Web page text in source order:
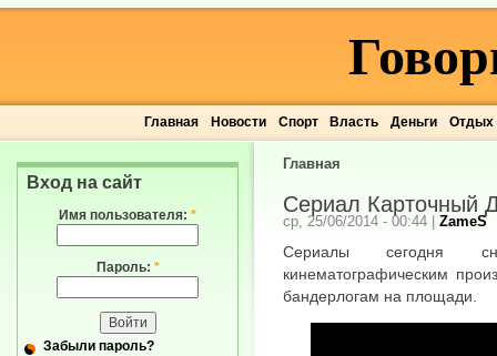
Главная Новости Спорт Власть Деньги Отдых
Главная
Сериал Карточный
ср, 25/06/2014 - 00:44 | ZameS
Сериалы сегодня
кинематографическим
бандерлогам на площади.
Вход на сайт
Имя пользователя: *
Пароль: *
Забыли пароль?